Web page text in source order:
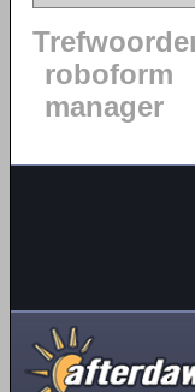
roboform
manager